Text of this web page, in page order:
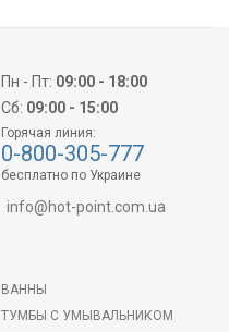
Пн - Пт: 09:00 - 18:00
Сб: 09:00 - 15:00
Горячая линия:
0-800-305-777
бесплатно по Украине
info@hot-point.com.ua
ВАННЫ
ТУМБЫ С УМЫВАЛЬНИКОМ